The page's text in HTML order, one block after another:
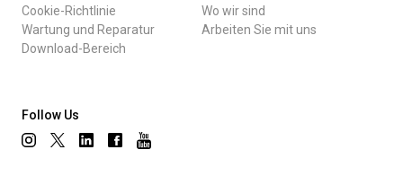
Cookie-Richtlinie
Wartung und Reparatur
Download-Bereich
Wo wir sind
Arbeiten Sie mit uns
Follow Us